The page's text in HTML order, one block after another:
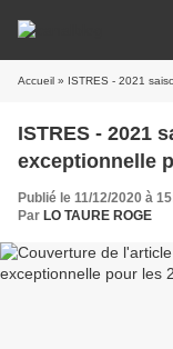
Accueil » ISTRES - 2021
ISTRES - 2021
exceptionnelle
Publié le 11/12/2020 à
Par LO TAURE ROGE